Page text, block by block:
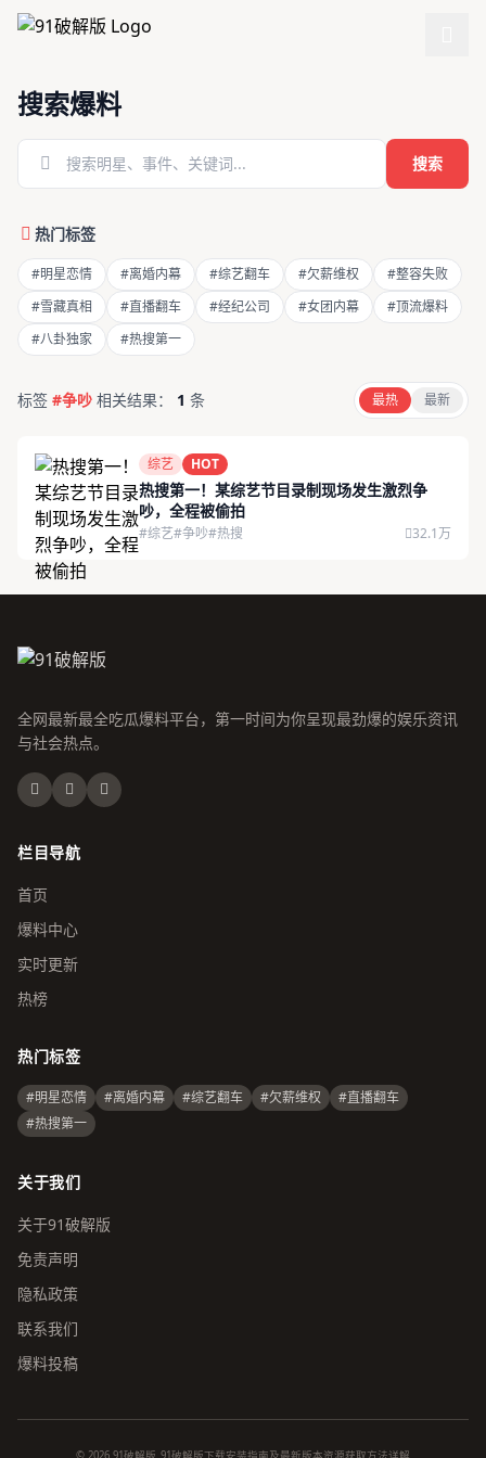
跳过导航
搜索爆料
搜索
热门标签
#明星恋情 #离婚内幕 #综艺翻车 #欠薪维权
#整容失败
#雪藏真相
#直播翻车 #经纪公司 #女团内幕
#顶流爆料
#八卦独家
#热搜第一
标签 #争吵 相关结果： 1 条 最热 最新
综艺 HOT
热搜第一！某综艺节目录制现场发生激烈争
吵，全程被偷拍
#综艺#争吵#热搜 32.1万
全网最新最全吃瓜爆料平台，第一时间为你呈现最劲爆的娱乐资讯
与社会热点。
栏目导航
首页
爆料中心
实时更新
热榜
热门标签
#明星恋情 #离婚内幕 #综艺翻车 #欠薪维权
#直播翻车
#热搜第一
关于我们
关于91破解版
免责声明
隐私政策
联系我们
爆料投稿